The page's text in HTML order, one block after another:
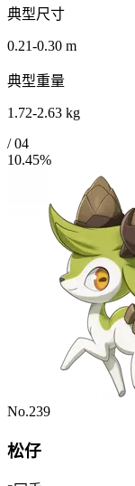
典型尺寸
0.21-0.30 m
典型重量
1.72-2.63 kg
/04
10.45%
No.239
松仔